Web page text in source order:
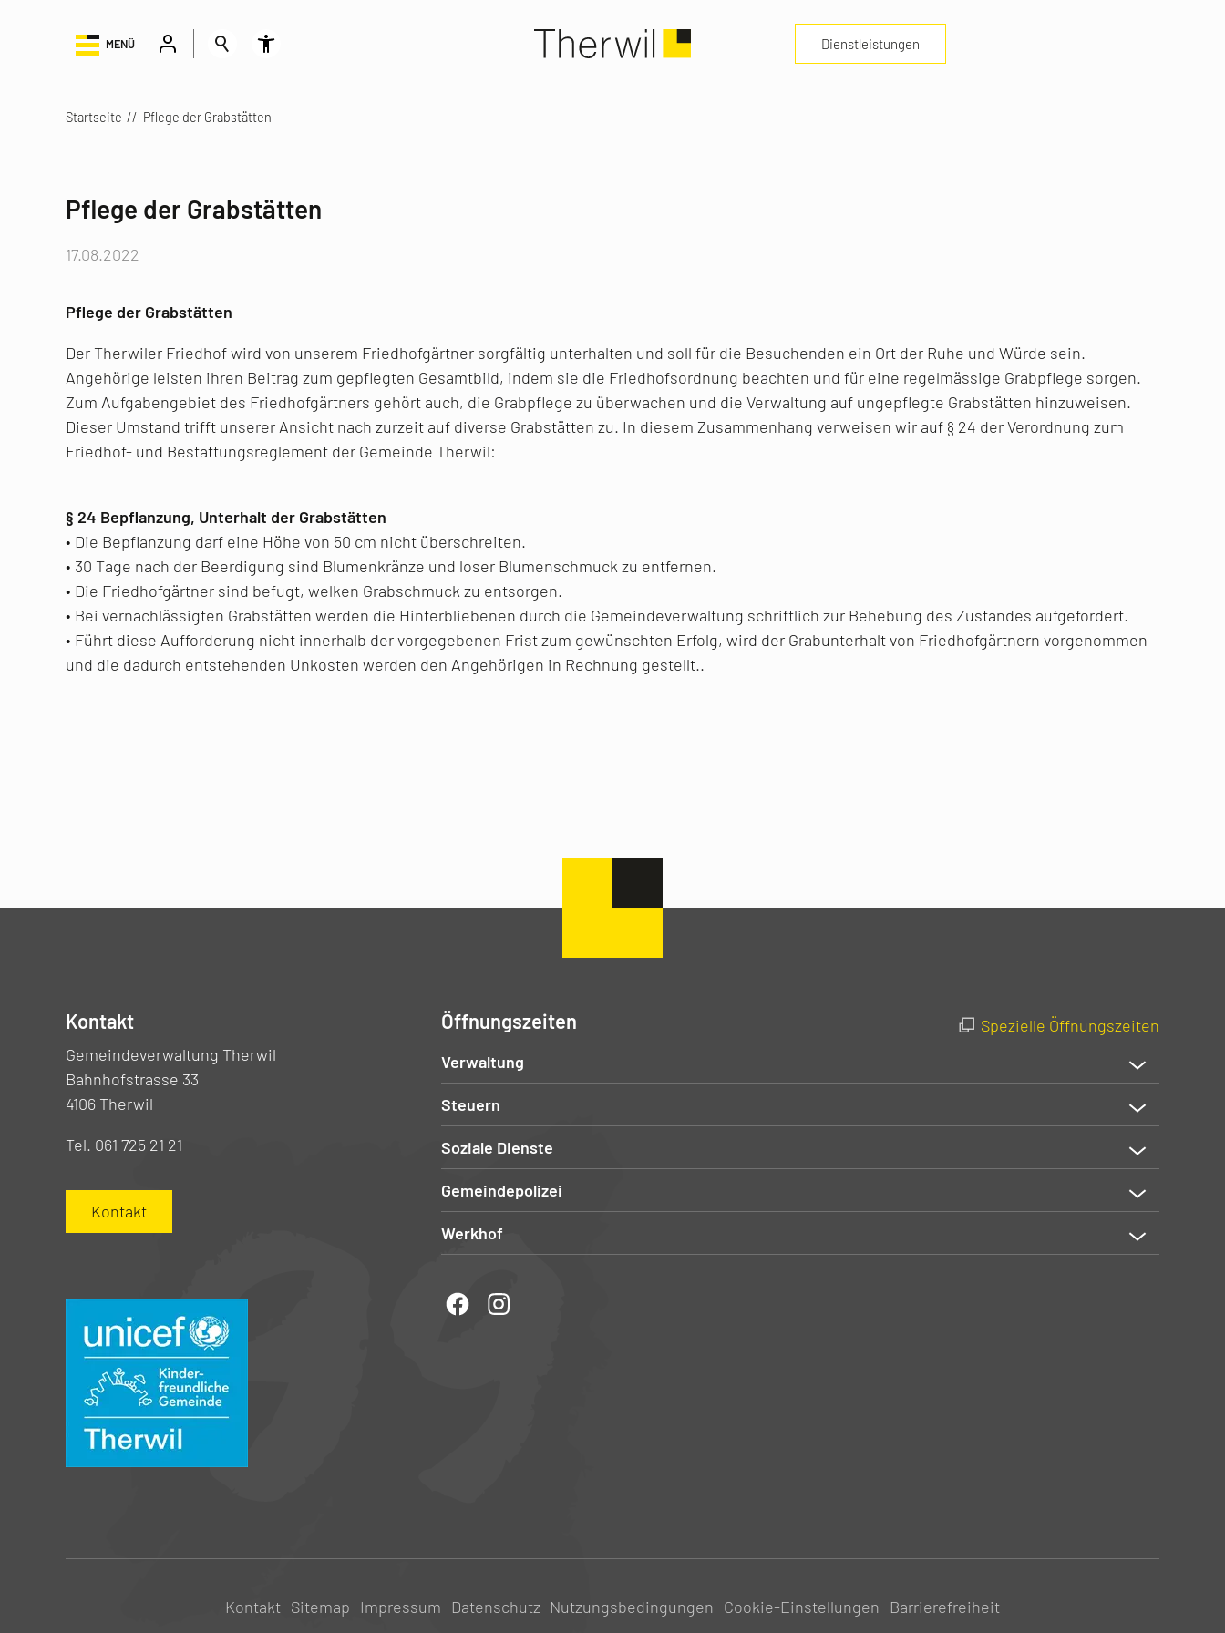
Dienstleistungen
MENÜ
Startseite Pflege der Grabstätten
Pflege der Grabstätten
17.08.2022
Pflege der Grabstätten
Der Therwiler Friedhof wird von unserem Friedhofgärtner sorgfältig unterhalten und soll für die Besuchenden ein Ort der Ruhe und Würde sein.
Angehörige leisten ihren Beitrag zum gepflegten Gesamtbild, indem sie die Friedhofsordnung beachten und für eine regelmässige Grabpflege sorgen.
Zum Aufgabengebiet des Friedhofgärtners gehört auch, die Grabpflege zu überwachen und die Verwaltung auf ungepflegte Grabstätten hinzuweisen.
Dieser Umstand trifft unserer Ansicht nach zurzeit auf diverse Grabstätten zu. In diesem Zusammenhang verweisen wir auf § 24 der Verordnung zum
Friedhof- und Bestattungsreglement der Gemeinde Therwil:
§ 24 Bepflanzung, Unterhalt der Grabstätten
• Die Bepflanzung darf eine Höhe von 50 cm nicht überschreiten.
• 30 Tage nach der Beerdigung sind Blumenkränze und loser Blumenschmuck zu entfernen.
• Die Friedhofgärtner sind befugt, welken Grabschmuck zu entsorgen.
• Bei vernachlässigten Grabstätten werden die Hinterbliebenen durch die Gemeindeverwaltung schriftlich zur Behebung des Zustandes aufgefordert.
• Führt diese Aufforderung nicht innerhalb der vorgegebenen Frist zum gewünschten Erfolg, wird der Grabunterhalt von Friedhofgärtnern vorgenommen
und die dadurch entstehenden Unkosten werden den Angehörigen in Rechnung gestellt..
Kontakt
Gemeindeverwaltung Therwil
Bahnhofstrasse 33
4106 Therwil
Tel. 061 725 21 21
Kontakt
Öffnungszeiten
Spezielle Öffnungszeiten
Verwaltung
Steuern
Soziale Dienste
Gemeindepolizei
Werkhof
Kontakt Sitemap Impressum Datenschutz Nutzungsbedingungen Cookie-Einstellungen Barrierefreiheit